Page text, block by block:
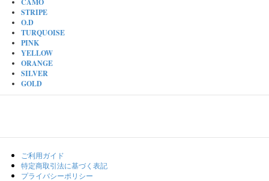
CAMO
STRIPE
O.D
TURQUOISE
PINK
YELLOW
ORANGE
SILVER
GOLD
ご利用ガイド
特定商取引法に基づく表記
プライバシーポリシー